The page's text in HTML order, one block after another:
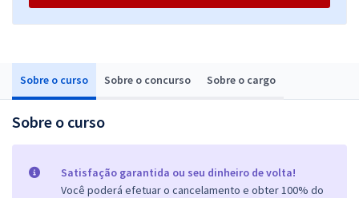
Sobre o curso Sobre o concurso Sobre o cargo
Sobre o curso
Satisfação garantida ou seu dinheiro de volta!
Você poderá efetuar o cancelamento e obter 100% do